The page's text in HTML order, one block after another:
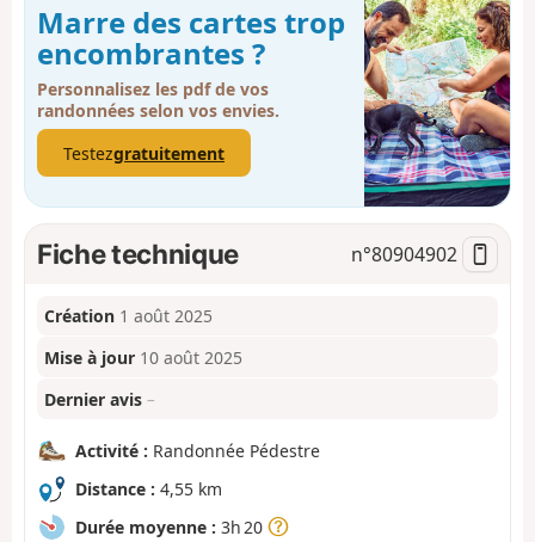
Marre des cartes trop
encombrantes ?
Personnalisez les pdf de vos
randonnées selon vos envies.
Testezgratuitement
Fiche technique n°80904902
Création 1 août 2025
Mise à jour 10 août 2025
Dernier avis –
Activité : Randonnée Pédestre
Distance : 4,55 km
Durée moyenne : 3h 20